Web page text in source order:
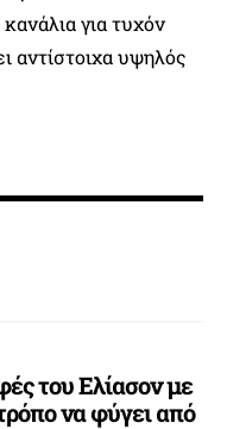
για τυχόν
αντίστοιχα υψηλός
του Ελίασον με
να φύγει από